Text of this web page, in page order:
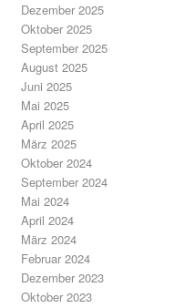
Dezember 2025
Oktober 2025
September 2025
August 2025
Juni 2025
Mai 2025
April 2025
März 2025
Oktober 2024
September 2024
Mai 2024
April 2024
März 2024
Februar 2024
Dezember 2023
Oktober 2023